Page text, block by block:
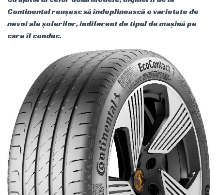
Continental reușesc să îndeplinească o varietate de
nevoi ale șoferilor, indiferent de tipul de mașină pe
care îl conduc.